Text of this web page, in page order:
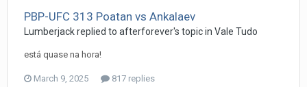
PBP-UFC 313 Poatan vs Ankalaev
Lumberjackreplied to afterforever's topic in Vale Tudo
está quase na hora!
March 9, 2025 817 replies